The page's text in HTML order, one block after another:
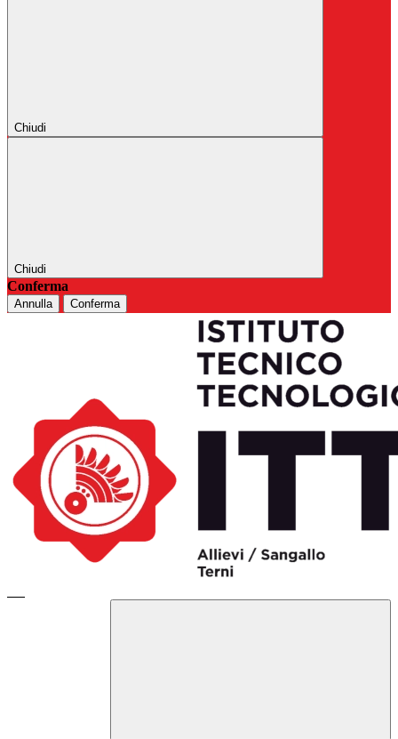
Chiudi
Chiudi
Conferma
Annulla Conferma